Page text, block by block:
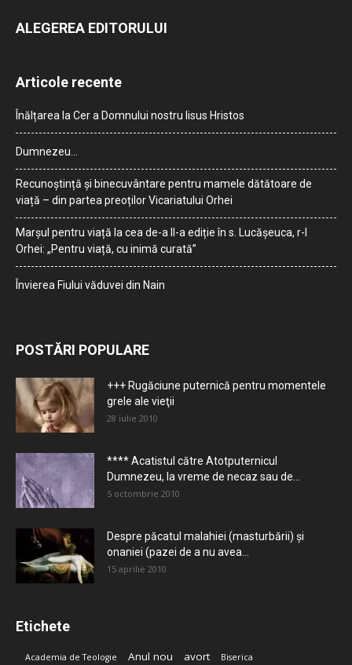
ALEGEREA EDITORULUI
Articole recente
Înălțarea la Cer a Domnului nostru Iisus Hristos
Dumnezeu…
Recunoștință și binecuvântare pentru mamele dătătoare de
viață – din partea preoților Vicariatului Orhei
Marșul pentru viață la cea de-a II-a ediție în s. Lucășeuca, r-l
Orhei: „Pentru viață, cu inimă curată”
Învierea Fiului văduvei din Nain
POSTĂRI POPULARE
+++ Rugăciune puternică pentru momentele
grele ale vieţii
28 iulie 2010
**** Acatistul către Atotputernicul
Dumnezeu, la vreme de necaz sau de...
5 octombrie 2010
Despre păcatul malahiei (masturbării) şi
onaniei (pazei de a nu avea...
15 aprilie 2010
Etichete
Academia de Teologie Anul nou avort Biserica